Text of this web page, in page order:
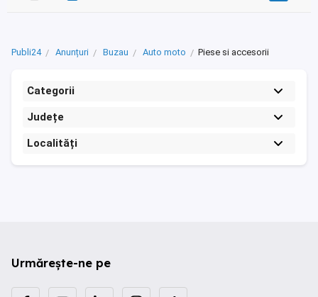
Publi24 Anunțuri Buzau Auto moto Piese si accesorii
Categorii
Județe
Localități
Urmărește-ne pe